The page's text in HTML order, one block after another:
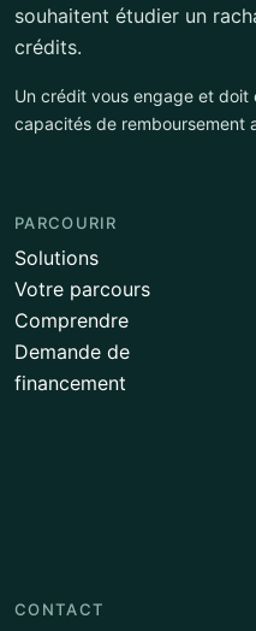
souhaitent étudier un
crédits.
Un crédit vous engage et doit
capacités de remboursement
PARCOURIR
Solutions
Votre parcours
Comprendre
Demande de
financement
CONTACT